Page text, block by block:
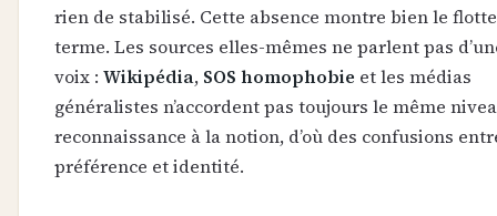
rien de stabilisé. Cette absence montre bien le
terme. Les sources elles-mêmes ne parlent pas
voix : Wikipédia, SOS homophobie et les médias
généralistes n’accordent pas toujours le même
reconnaissance à la notion, d’où des confusions
préférence et identité.